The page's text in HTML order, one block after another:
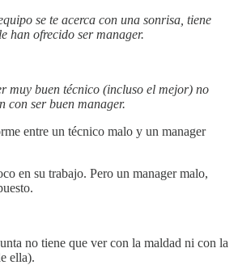
se te acerca con una sonrisa, tiene
han ofrecido ser manager.
muy buen técnico (incluso el mejor) no
con ser buen manager.
entre un técnico malo y un manager
en su trabajo. Pero un manager malo,
no tiene que ver con la maldad ni con la
ella).